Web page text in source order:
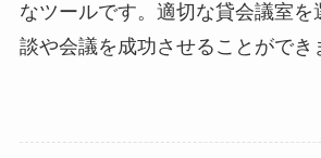
なツールです。適切な貸会議室を
談や会議を成功させることができ